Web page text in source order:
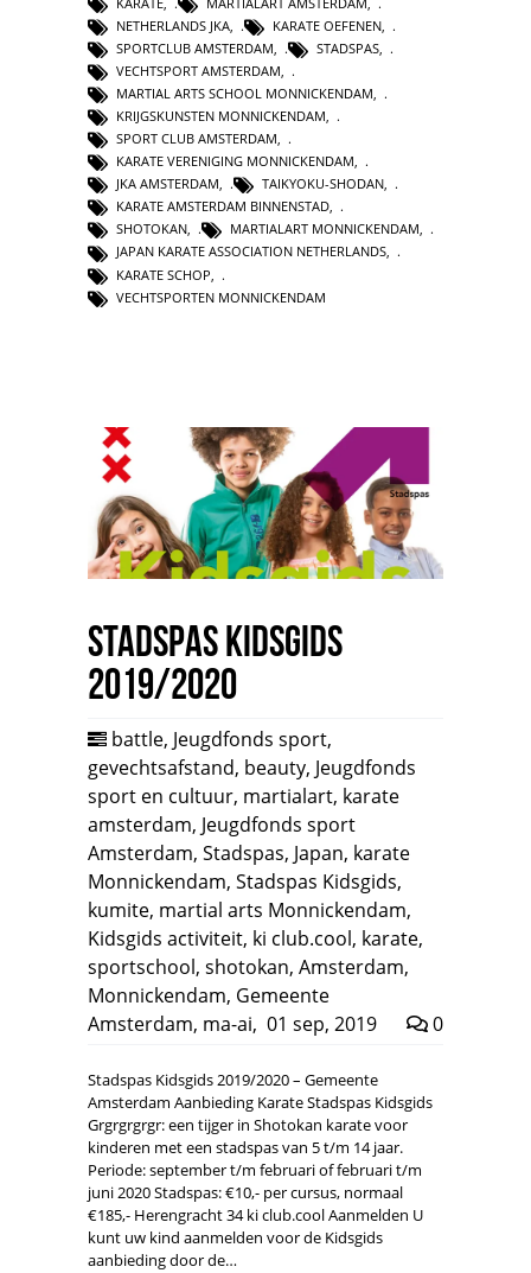
NETHERLANDS JKA
KARATE OEFENEN
SPORTCLUB AMSTERDAM
STADSPAS
VECHTSPORT AMSTERDAM
MARTIAL ARTS SCHOOL MONNICKENDAM,
KRIJGSKUNSTEN MONNICKENDAM,
SPORT CLUB AMSTERDAM,
KARATE VERENIGING MONNICKENDAM,
JKA AMSTERDAM, TAIKYOKU-SHODAN,
KARATE AMSTERDAM BINNENSTAD,
SHOTOKAN, MARTIALART MONNICKENDAM,
JAPAN KARATE ASSOCIATION NETHERLANDS,
KARATE SCHOP
VECHTSPORTEN MONNICKENDAM
Stadspas Kidsgids
2019/2020
battle, Jeugdfonds sport,
gevechtsafstand, beauty, Jeugdfonds
sport en cultuur, martialart, karate
amsterdam, Jeugdfonds sport
Amsterdam, Stadspas, Japan, karate
Monnickendam, Stadspas Kidsgids,
kumite, martial arts Monnickendam,
Kidsgids activiteit, ki club.cool, karate,
sportschool, shotokan, Amsterdam,
Monnickendam, Gemeente
Amsterdam, ma-ai, 01 sep, 2019 0
Stadspas Kidsgids 2019/2020 – Gemeente
Amsterdam Aanbieding Karate Stadspas Kidsgids
Grgrgrgrgr: een tijger in Shotokan karate voor
kinderen met een stadspas van 5 t/m 14 jaar.
Periode: september t/m februari of februari t/m
juni 2020 Stadspas: €10,- per cursus, normaal
€185,- Herengracht 34 ki club.cool Aanmelden U
kunt uw kind aanmelden voor de Kidsgids
aanbieding door de…